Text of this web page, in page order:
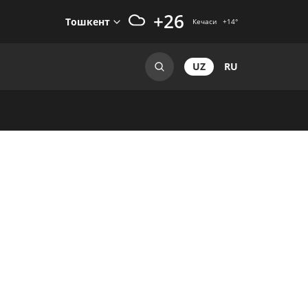
Тошкент +26 Кечаси +14°
UZ RU